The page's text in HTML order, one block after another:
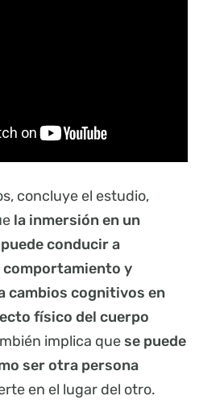
concluye el estudio,
la inmersión en un
conducir a
comportamiento y
cambios cognitivos en
físico del cuerpo
implica quese puede
ser otra persona
en el lugar del otro.